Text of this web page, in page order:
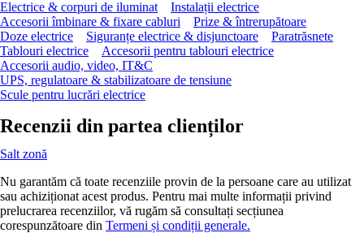
Electrice & corpuri de iluminat
Instalații electrice
Accesorii îmbinare & fixare cabluri
Prize & întrerupătoare
Doze electrice
Siguranțe electrice & disjunctoare
Paratrăsnete
Tablouri electrice
Accesorii pentru tablouri electrice
Accesorii audio, video, IT&C
UPS, regulatoare & stabilizatoare de tensiune
Scule pentru lucrări electrice
Recenzii din partea clienților
Salt zonă
Nu garantăm că toate recenziile provin de la persoane care au utilizat
sau achiziționat acest produs. Pentru mai multe informații privind
prelucrarea recenziilor, vă rugăm să consultați secțiunea
corespunzătoare din Termeni și condiții generale.